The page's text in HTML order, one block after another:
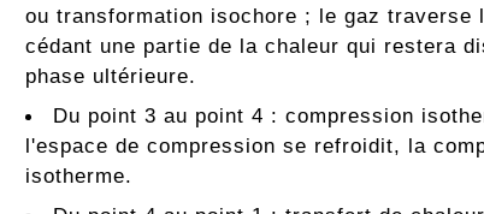
ou transformation isochore ; le gaz traverse
cédant une partie de la chaleur qui restera
phase ultérieure.
Du point 3 au point 4 : compression
l'espace de compression se refroidit, la
isotherme.